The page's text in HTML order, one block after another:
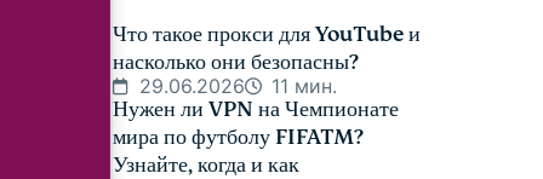
Что такое прокси для YouTube и
насколько они безопасны?
29.06.2026 11 мин.
Нужен ли VPN на Чемпионате
мира по футболу FIFATM?
Узнайте, когда и как